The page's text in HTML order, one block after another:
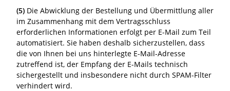
(5) Die Abwicklung der Bestellung und Übermittlung aller
im Zusammenhang mit dem Vertragsschluss
erforderlichen Informationen erfolgt per E-Mail zum Teil
automatisiert. Sie haben deshalb sicherzustellen, dass
die von Ihnen bei uns hinterlegte E-Mail-Adresse
zutreffend ist, der Empfang der E-Mails technisch
sichergestellt und insbesondere nicht durch SPAM-Filter
verhindert wird.